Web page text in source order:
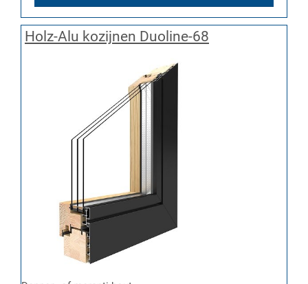
Holz-Alu kozijnen Duoline-68